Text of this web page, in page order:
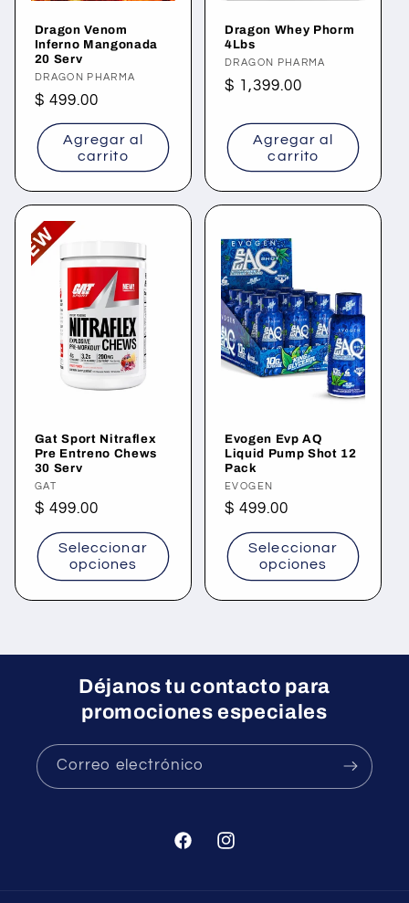
Dragon Venom
Inferno Mangonada
20 Serv
Proveedor:
DRAGON PHARMA
Precio
habitual
$ 499.00
Agregar al
carrito
Dragon Whey Phorm
4Lbs
Proveedor:
DRAGON PHARMA
Precio
$ 1,399.00
Agregar al
carrito
Gat Sport Nitraflex
Pre Entreno Chews
30 Serv
Proveedor:
GAT
Precio
habitual
$ 499.00
Seleccionar
opciones
Evogen Evp AQ
Liquid Pump Shot 12
Pack
Proveedor:
EVOGEN
Precio
habitual
$ 499.00
Seleccionar
opciones
Déjanos tu contacto para
promociones especiales
Correo electrónico
FacebookInstagram